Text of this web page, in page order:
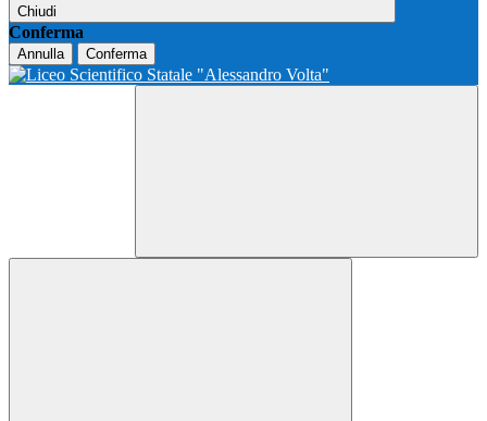
Chiudi
Conferma
Annulla Conferma